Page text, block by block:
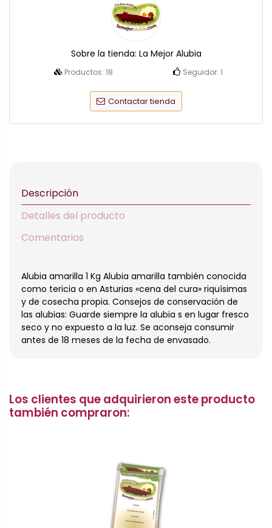
Sobre la tienda: La Mejor Alubia
Productos: 18 Seguidor: 1
Contactar tienda
Descripción
Detalles del producto
Comentarios
Alubia amarilla 1 Kg Alubia amarilla también conocida
como tericia o en Asturias «cena del cura» riquísimas
y de cosecha propia. Consejos de conservación de
las alubias: Guarde siempre la alubia s en lugar fresco
seco y no expuesto a la luz. Se aconseja consumir
antes de 18 meses de la fecha de envasado.
Los clientes que adquirieron este producto
también compraron: